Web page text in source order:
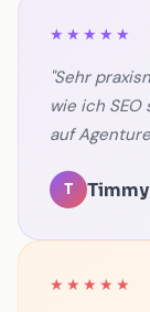
★★★★★
"Sehr
wie ich
auf
T
★★★★★